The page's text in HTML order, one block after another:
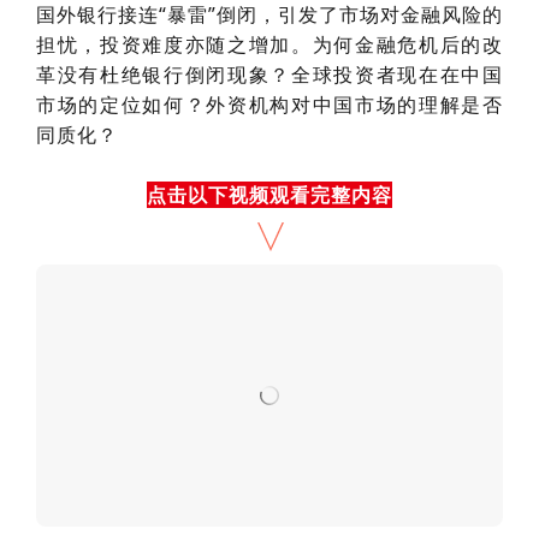
国外银行接连“暴雷”倒闭，引发了市场对金融风险的
担忧，投资难度亦随之增加。为何金融危机后的改
革没有杜绝银行倒闭现象？全球投资者现在在中国
市场的定位如何？外资机构对中国市场的理解是否
同质化？
点击以下视频观看完整内容